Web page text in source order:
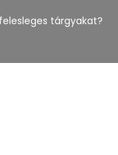
tárgyakat?